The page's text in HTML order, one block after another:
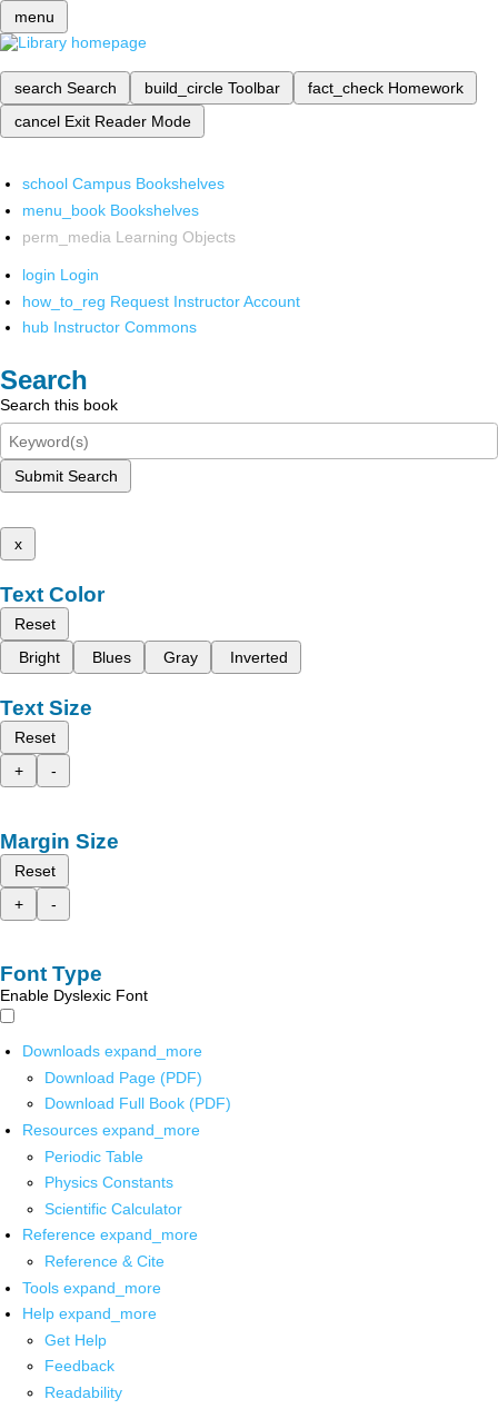
menu
search Search build_circle Toolbar fact_check Homework
cancel Exit Reader Mode
school Campus Bookshelves
menu_book Bookshelves
perm_media Learning Objects
login Login
how_to_reg Request Instructor Account
hub Instructor Commons
Search
Search this book
Submit Search
x
Text Color
Reset
Bright
Blues Gray Inverted
Text Size
Reset
+
-
Margin Size
Reset
+
-
Font Type
Enable Dyslexic Font
Downloads expand_more
Download Page (PDF)
Download Full Book (PDF)
Resources expand_more
Periodic Table
Physics Constants
Scientific Calculator
Reference expand_more
Reference & Cite
Tools expand_more
Help expand_more
Get Help
Feedback
Readability